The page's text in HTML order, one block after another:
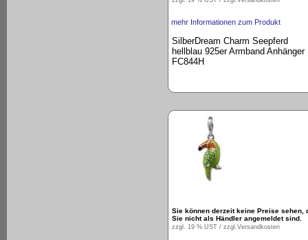
mehr Informationen zum Produkt
SilberDream Charm Seepferd
hellblau 925er Armband Anhänger
FC844H
Sie können derzeit keine Preise sehen,
Sie nicht als Händler angemeldet sind.
zzgl. 19 % UST / zzgl.Versandkosten